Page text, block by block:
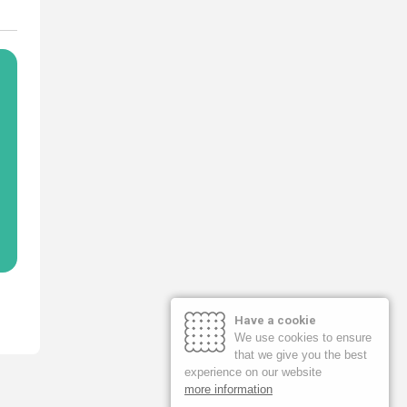
Have a cookie
We use cookies to ensure
that we give you the best
experience on our website
more information